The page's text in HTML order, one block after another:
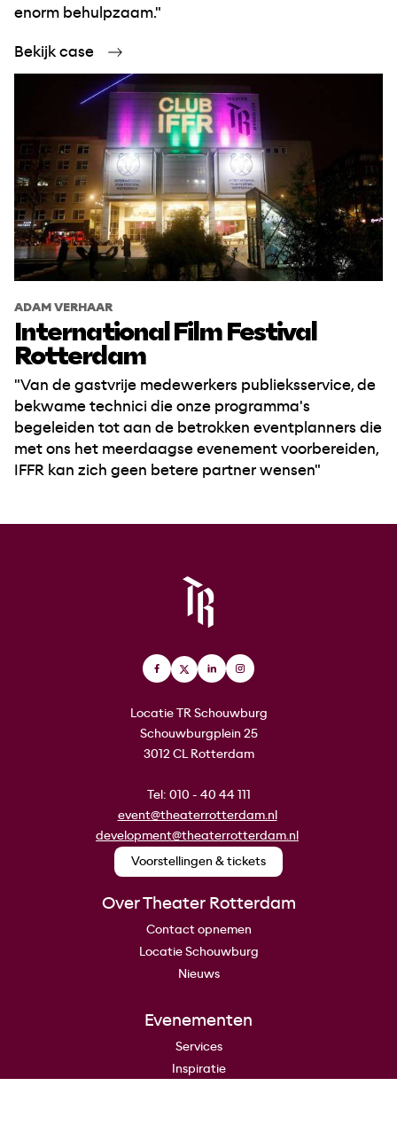
enorm behulpzaam."
Bekijk case
ADAM VERHAAR
International Film Festival
Rotterdam
"Van de gastvrije medewerkers publieksservice, de
bekwame technici die onze programma's
begeleiden tot aan de betrokken eventplanners die
met ons het meerdaagse evenement voorbereiden,
IFFR kan zich geen betere partner wensen"
Facebook
X
LinkedInInstagram
Locatie TR Schouwburg
Schouwburgplein 25
3012 CL Rotterdam
Tel: 010 - 40 44 111
event@theaterrotterdam.nl
in
een
nieuw
venster)
development@theaterrotterdam.nl
Voorstellingen & tickets
in
nieuw
Over Theater Rotterdam
Contact opnemen
Locatie Schouwburg
Nieuws
Evenementen
Services
Inspiratie